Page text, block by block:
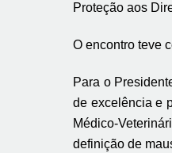
Proteção aos
O encontro teve
Para o
de excelência e
Médico-
definição de